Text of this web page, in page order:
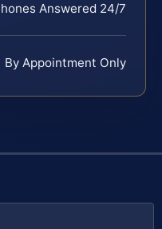
Answered 24/7
By Appointment Only